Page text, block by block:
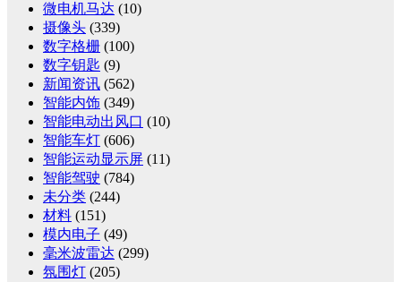
微电机马达 (10)
摄像头 (339)
数字格栅 (100)
数字钥匙 (9)
新闻资讯 (562)
智能内饰 (349)
智能电动出风口 (10)
智能车灯 (606)
智能运动显示屏 (11)
智能驾驶 (784)
未分类 (244)
材料 (151)
模内电子 (49)
毫米波雷达 (299)
氛围灯 (205)